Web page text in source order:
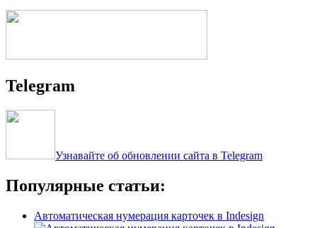
Telegram
Узнавайте об обновлении сайта в Telegram
Популярные статьи:
Автоматическая нумерация карточек в Indesign